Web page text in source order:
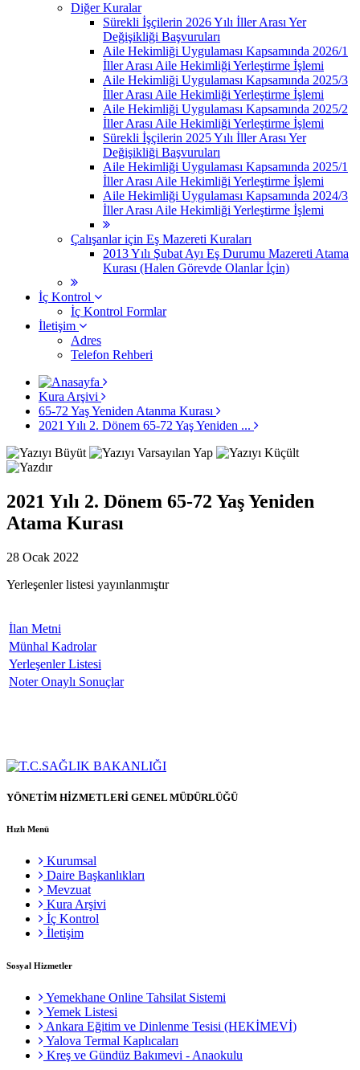
Diğer Kuralar
Sürekli İşçilerin 2026 Yılı İller Arası Yer
Değişikliği Başvuruları
Aile Hekimliği Uygulaması Kapsamında 2026/1
İller Arası Aile Hekimliği Yerleştirme İşlemi
Aile Hekimliği Uygulaması Kapsamında 2025/3
İller Arası Aile Hekimliği Yerleştirme İşlemi
Aile Hekimliği Uygulaması Kapsamında 2025/2
İller Arası Aile Hekimliği Yerleştirme İşlemi
Sürekli İşçilerin 2025 Yılı İller Arası Yer
Değişikliği Başvuruları
Aile Hekimliği Uygulaması Kapsamında 2025/1
İller Arası Aile Hekimliği Yerleştirme İşlemi
Aile Hekimliği Uygulaması Kapsamında 2024/3
İller Arası Aile Hekimliği Yerleştirme İşlemi
Çalışanlar için Eş Mazereti Kuraları
2013 Yılı Şubat Ayı Eş Durumu Mazereti Atama
Kurası (Halen Görevde Olanlar İçin)
İç Kontrol
İç Kontrol Formlar
İletişim
Adres
Telefon Rehberi
Kura Arşivi
65-72 Yaş Yeniden Atanma Kurası
2021 Yılı 2. Dönem 65-72 Yaş Yeniden ...
2021 Yılı 2. Dönem 65-72 Yaş Yeniden
Atama Kurası
28 Ocak 2022
Yerleşenler listesi yayınlanmıştır
İlan Metni
Münhal Kadrolar
Yerleşenler Listesi
Noter Onaylı Sonuçlar
YÖNETİM HİZMETLERİ GENEL MÜDÜRLÜĞÜ
Hızlı Menü
Kurumsal
Daire Başkanlıkları
Mevzuat
Kura Arşivi
İç Kontrol
İletişim
Sosyal Hizmetler
Yemekhane Online Tahsilat Sistemi
Yemek Listesi
Ankara Eğitim ve Dinlenme Tesisi (HEKİMEVİ)
Yalova Termal Kaplıcaları
Kreş ve Gündüz Bakımevi - Anaokulu